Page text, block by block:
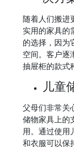
随着人们搬进
实用的家具的
的选择，因为
空间。客户逐
抽屉柜的款式
儿童
父母们非常关
储物家具上的
用。通过使用
和衣服可以保